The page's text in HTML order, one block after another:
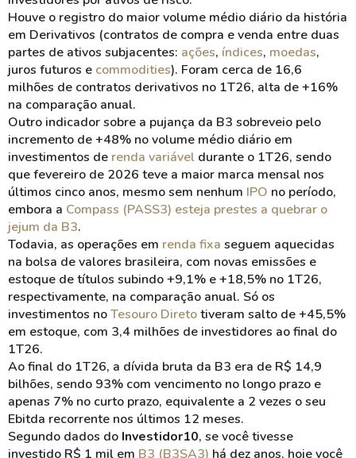
Houve o registro do maior volume médio diário da história
em Derivativos (contratos de compra e venda entre duas
partes de ativos subjacentes: ações, índices, moedas,
juros futuros e commodities). Foram cerca de 16,6
milhões de contratos derivativos no 1T26, alta de +16%
na comparação anual.
Outro indicador sobre a pujança da B3 sobreveio pelo
incremento de +48% no volume médio diário em
investimentos de renda variável durante o 1T26, sendo
que fevereiro de 2026 teve a maior marca mensal nos
últimos cinco anos, mesmo sem nenhum IPO no período,
embora a Compass (PASS3) esteja prestes a quebrar o
jejum da B3.
Todavia, as operações em renda fixa seguem aquecidas
na bolsa de valores brasileira, com novas emissões e
estoque de títulos subindo +9,1% e +18,5% no 1T26,
respectivamente, na comparação anual. Só os
investimentos noTesouro Diretotiveram salto de +45,5%
em estoque, com 3,4 milhões de investidores ao final do
1T26.
Ao final do 1T26, a dívida bruta da B3 era de R$ 14,9
bilhões, sendo 93% com vencimento no longo prazo e
apenas 7% no curto prazo, equivalente a 2 vezes o seu
Ebitda recorrente nos últimos 12 meses.
Segundo dados do Investidor10, se você tivesse
investido R$ 1 mil em B3 (B3SA3) há dez anos, hoje você